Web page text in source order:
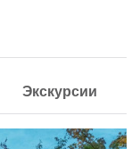
Экскурсии